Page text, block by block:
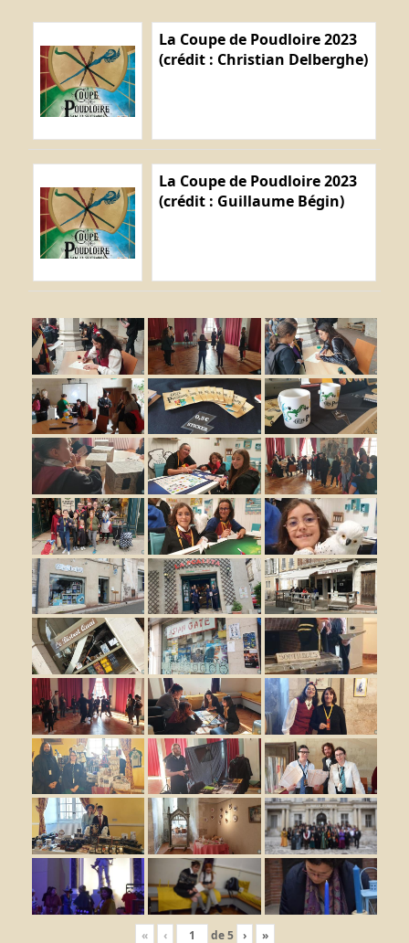
La Coupe de Poudloire 2023
(crédit : Christian Delberghe)
La Coupe de Poudloire 2023
(crédit : Guillaume Bégin)
« ‹ de5 › »